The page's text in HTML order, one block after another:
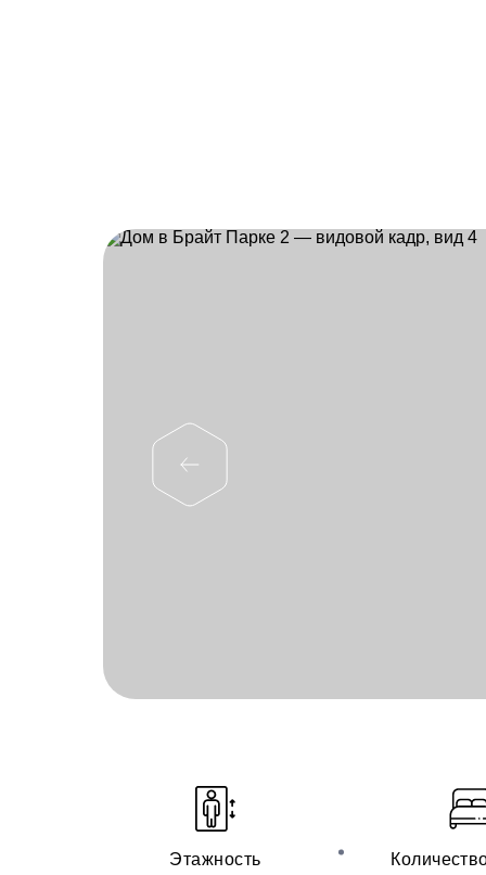
Этажность